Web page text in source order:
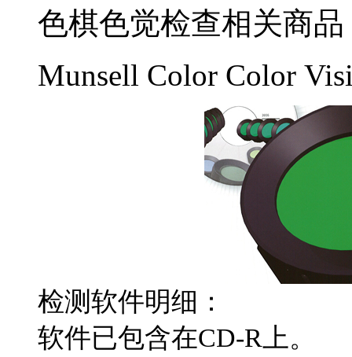
色棋色觉检查相关商品
Munsell Color Color
检测软件明细：
软件已包含在CD-R 上。